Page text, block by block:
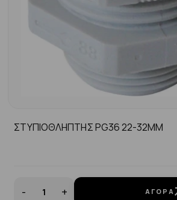
ΣΤΥΠΙΟΘΛΗΠΤΗΣ PG36 22-32MM
- + ΑΓΟΡΆ